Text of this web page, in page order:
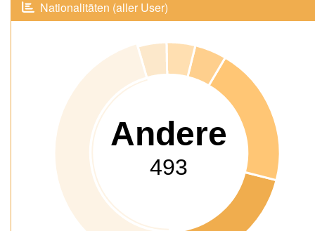
Nationalitäten (aller User)
Andere
493